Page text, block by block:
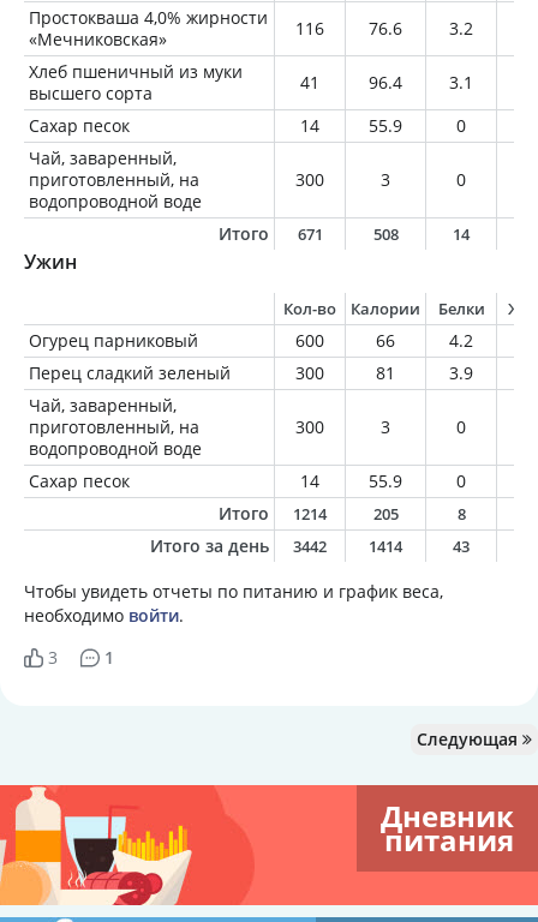
Простокваша 4,0% жирности
«Мечниковская»
116 76.6 3.2
Хлеб пшеничный из муки
высшего сорта
41 96.4 3.1
Сахар песок
14 55.9 0
Чай, заваренный,
приготовленный, на
водопроводной воде
300 3 0
Итого 671 508 14
Ужин
Кол-во Калории Белки
Огурец парниковый 600 66 4.2
Перец сладкий зеленый
300 81 3.9
Чай, заваренный,
приготовленный, на
водопроводной воде
300 3 0
Сахар песок 14 55.9 0
Итого
1214 205 8
Итого за день 3442 1414 43
Чтобы увидеть отчеты по питанию и график веса,
необходимо войти.
3
1
Следующая
Дневник
питания